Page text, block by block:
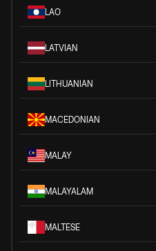
LAO
LATVIAN
LITHUANIAN
MACEDONIAN
MALAY
MALAYALAM
MALTESE